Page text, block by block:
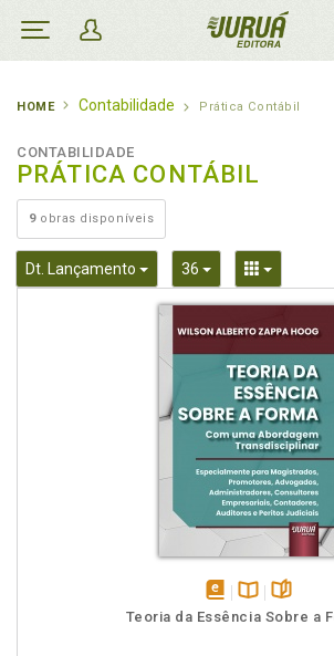
HOME Contabilidade Prática Contábil
CONTABILIDADE
PRÁTICA CONTÁBIL
9obras disponíveis
Dt. Lançamento Toggle Dropdown
36 Toggle Dropdown
Toggle
disponívelDisponível
páginas
Teoria da Essência Sobre a